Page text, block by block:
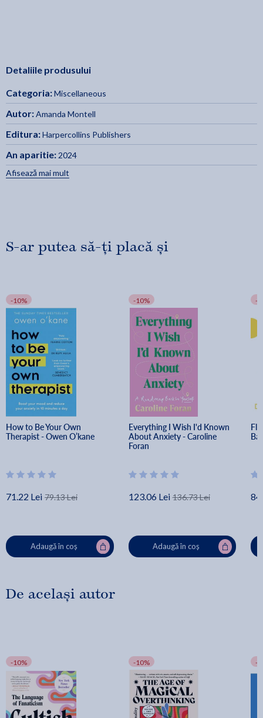
Detaliile produsului
Categoria:Miscellaneous
Autor:Amanda Montell
Editura:Harpercollins Publishers
An aparitie: 2024
Afisează mai mult
S-ar putea să-ți placă și
-10%
How to Be Your Own
Therapist - Owen O’kane
71.22 Lei 79.13 Lei
Adaugă în coș
-10%
Everything I Wish I'd Known
About Anxiety - Caroline
Foran
123.06 Lei 136.73 Lei
Adaugă în coș
-
De același autor
-10% -10% -